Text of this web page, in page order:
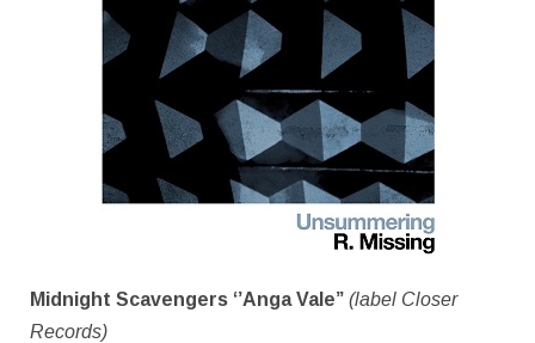
Midnight Scavengers ‘’Anga Vale’’ (label Closer
Records)